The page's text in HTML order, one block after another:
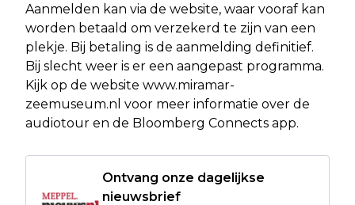
Aanmelden kan via de website, waar vooraf kan
worden betaald om verzekerd te zijn van een
plekje. Bij betaling is de aanmelding definitief.
Bij slecht weer is er een aangepast programma.
Kijk op de website www.miramar-
zeemuseum.nl voor meer informatie over de
audiotour en de Bloomberg Connects app.
Ontvang onze dagelijkse
nieuwsbrief